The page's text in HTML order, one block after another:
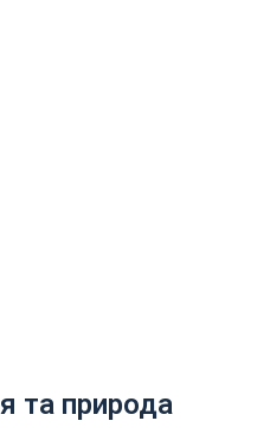
та природа